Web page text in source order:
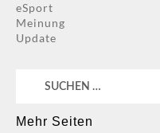
eSport
Meinung
Update
Suchen
Mehr Seiten